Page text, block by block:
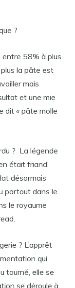
?
entre 58% à plus
la pâte est
mais
et une mie
dit « pâte molle
? La légende
était friand.
désormais
partout dans le
le royaume
? L’apprêt
qui
tourné, elle se
se déroule à